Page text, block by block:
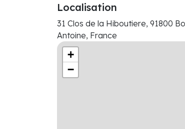
Localisation
31 Clos de la Hiboutiere, 91800
Antoine, France
+
−